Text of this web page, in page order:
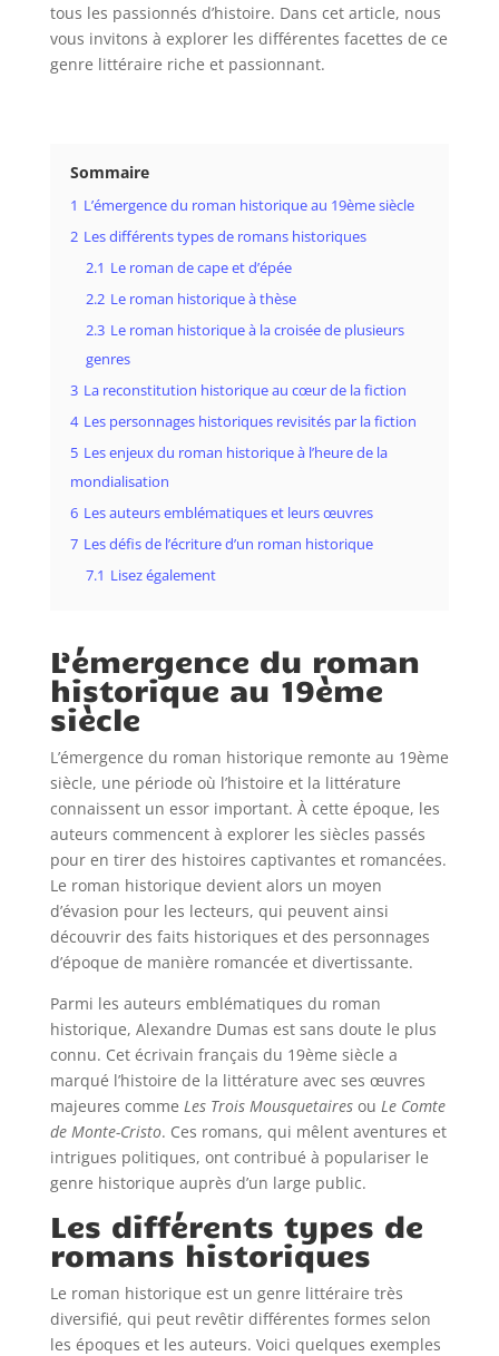
tous les passionnés d’histoire. Dans cet article, nous
vous invitons à explorer les différentes facettes de ce
genre littéraire riche et passionnant.
Sommaire
1 L’émergence du roman historique au 19ème siècle
2 Les différents types de romans historiques
2.1 Le roman de cape et d’épée
2.2 Le roman historique à thèse
2.3 Le roman historique à la croisée de plusieurs
genres
3 La reconstitution historique au cœur de la fiction
4 Les personnages historiques revisités par la fiction
5 Les enjeux du roman historique à l’heure de la
mondialisation
6 Les auteurs emblématiques et leurs œuvres
7 Les défis de l’écriture d’un roman historique
7.1 Lisez également
L’émergence du roman
historique au 19ème
siècle
L’émergence du roman historique remonte au 19ème
siècle, une période où l’histoire et la littérature
connaissent un essor important. À cette époque, les
auteurs commencent à explorer les siècles passés
pour en tirer des histoires captivantes et romancées.
Le roman historique devient alors un moyen
d’évasion pour les lecteurs, qui peuvent ainsi
découvrir des faits historiques et des personnages
d’époque de manière romancée et divertissante.
Parmi les auteurs emblématiques du roman
historique, Alexandre Dumas est sans doute le plus
connu. Cet écrivain français du 19ème siècle a
marqué l’histoire de la littérature avec ses œuvres
majeures comme Les Trois Mousquetairesou Le Comte
de Monte-Cristo. Ces romans, qui mêlent aventures et
intrigues politiques, ont contribué à populariser le
genre historique auprès d’un large public.
Les différents types de
romans historiques
Le roman historique est un genre littéraire très
diversifié, qui peut revêtir différentes formes selon
les époques et les auteurs. Voici quelques exemples